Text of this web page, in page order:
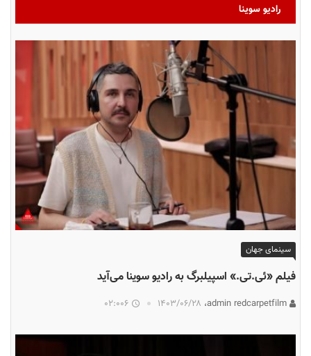
رادیو سوینا
سینمای جهان
فیلم «ئی.تی.» اسپیلبرگ به رادیو سوینا می‌آید
۱۴۰۳/۰۶/۲۸ 02:006